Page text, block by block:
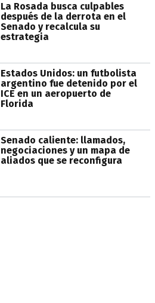
La Rosada busca culpables
después de la derrota en el
Senado y recalcula su
estrategia
Estados Unidos: un futbolista
argentino fue detenido por el
ICE en un aeropuerto de
Florida
Senado caliente: llamados,
negociaciones y un mapa de
aliados que se reconfigura